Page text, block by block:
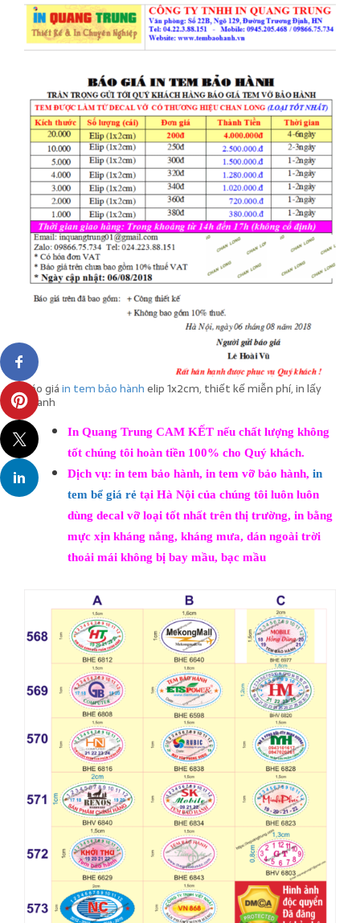
Báo giáin tem bảo hànhelip 1x2cm, thiết kế miễn phí, in lấy
nhanh
In Quang Trung CAM KẾT nếu chất lượng không
tốt chúng tôi hoàn tiền 100% cho Quý khách.
Dịch vụ: in tem bảo hành, in tem vỡ bảo hành, in
tem bể giá rẻ tại Hà Nội của chúng tôi luôn luôn
dùng decal vỡ loại tốt nhất trên thị trường, in bằng
mực xịn kháng nắng, kháng mưa, dán ngoài trời
thoải mái không bị bay mầu, bạc mầu